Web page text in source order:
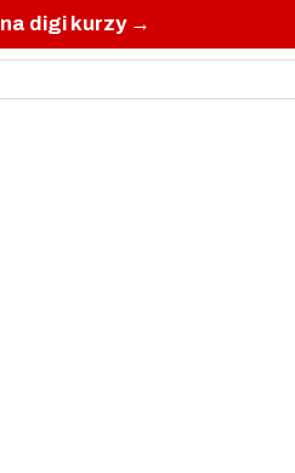
na digi kurzy →